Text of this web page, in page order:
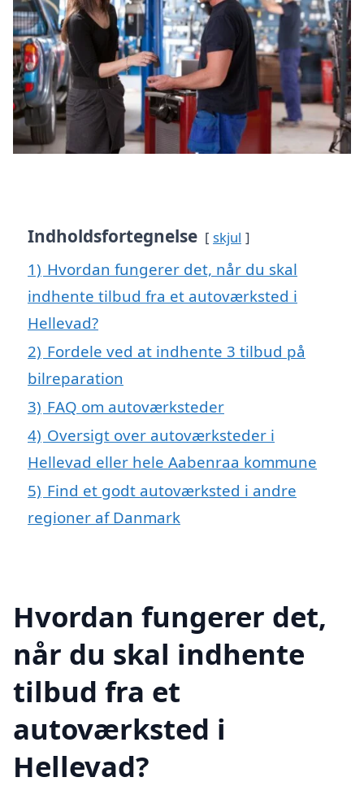
Indholdsfortegnelse skjul
1) Hvordan fungerer det, når du skal
indhente tilbud fra et autoværksted i
Hellevad?
2) Fordele ved at indhente 3 tilbud på
bilreparation
3) FAQ om autoværksteder
4) Oversigt over autoværksteder i
Hellevad eller hele Aabenraa kommune
5) Find et godt autoværksted i andre
regioner af Danmark
Hvordan fungerer det,
når du skal indhente
tilbud fra et
autoværksted i
Hellevad?